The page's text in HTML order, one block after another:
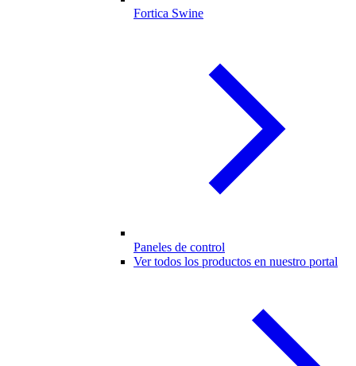
Fortica Swine
Paneles de control
Ver todos los productos en nuestro portal